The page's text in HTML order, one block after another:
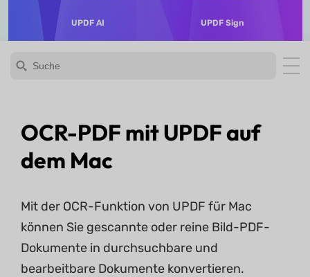
UPDF AI UPDF Sign
OCR-PDF mit UPDF auf
dem Mac
Mit der OCR-Funktion von UPDF für Mac
können Sie gescannte oder reine Bild-PDF-
Dokumente in durchsuchbare und
bearbeitbare Dokumente konvertieren.